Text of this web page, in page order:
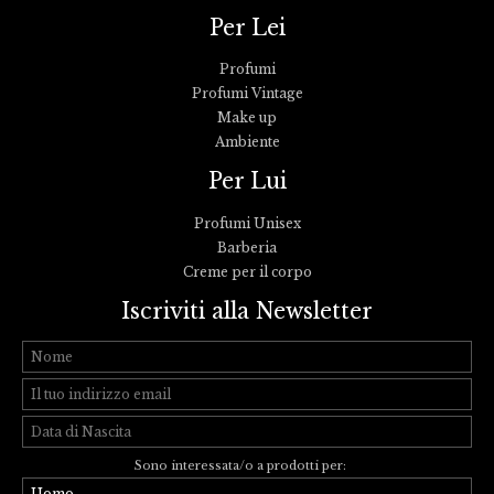
Per Lei
Profumi
Profumi Vintage
Make up
Ambiente
Per Lui
Profumi Unisex
Barberia
Creme per il corpo
Iscriviti alla Newsletter
Sono interessata/o a prodotti per: